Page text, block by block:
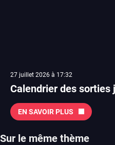
27 juillet 2026 à 17:32
Calendrier des sorties
EN SAVOIR PLUS
Sur le même thème